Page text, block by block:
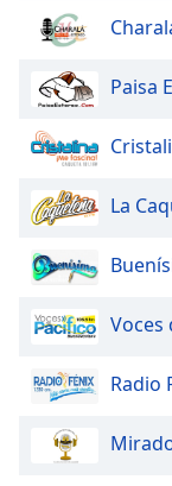
Paisa
La
Voces
Radio